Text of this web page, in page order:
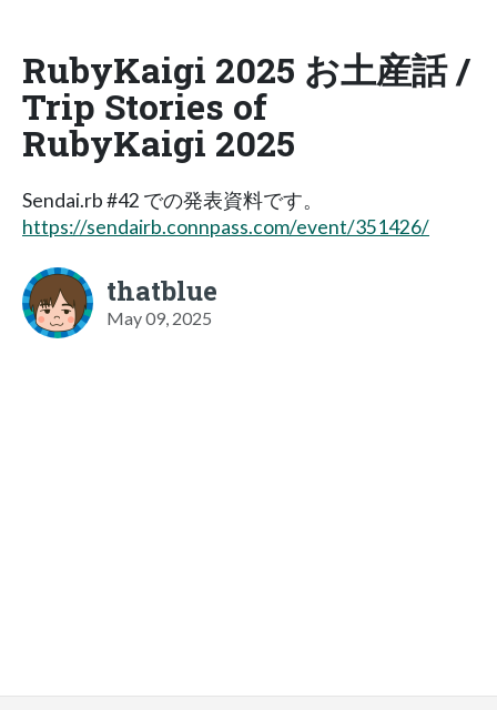
RubyKaigi 2025 お土産話 /
Trip Stories of
RubyKaigi 2025
Sendai.rb #42 での発表資料です。
https://sendairb.connpass.com/event/351426/
thatblue
May 09, 2025